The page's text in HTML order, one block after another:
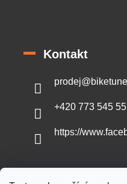
Kontakt
prodej@
+420 773 545
https://